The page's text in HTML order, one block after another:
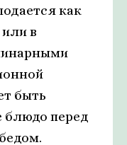
как
в
быть
блюдо перед